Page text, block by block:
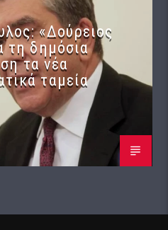
«Δούρειος
τη δημόσια
τα νέα
ταμεία